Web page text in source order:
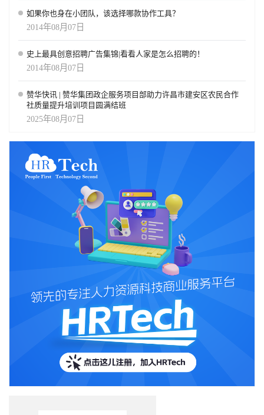
如果你也身在小团队，该选择哪款协作工具？
2014年08月07日
史上最具创意招聘广告集锦|看看人家是怎么招聘的！
2014年08月07日
赞华快讯 | 赞华集团政企服务项目部助力许昌市建安区农民合作
社质量提升培训项目圆满结班
2025年08月07日